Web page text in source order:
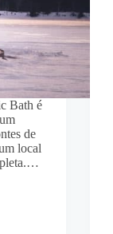
Bath é
de
local